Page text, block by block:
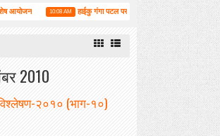
10:08 AM हाईकु गंगा पटल पर हाइगा की कार्यशाला संपन्न
2010
विश्लेषण-२०१० (भाग-१०)